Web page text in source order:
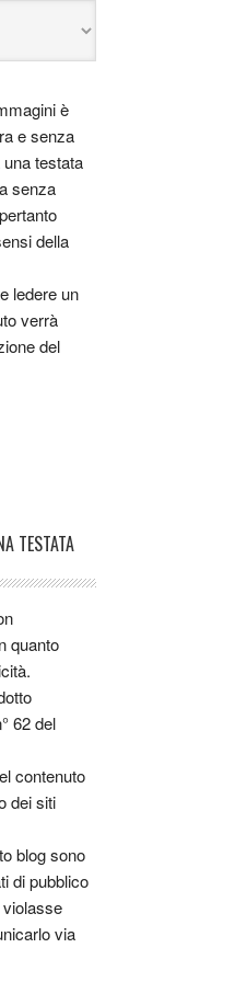
è
e senza
testata
senza
della
ledere un
verrà
del
TESTATA
quanto
62 del
contenuto
dei siti
blog sono
di pubblico
via